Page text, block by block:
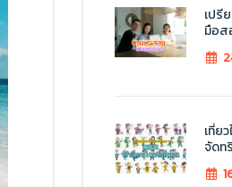
เปรี
มือส
เที่ย
จัดท